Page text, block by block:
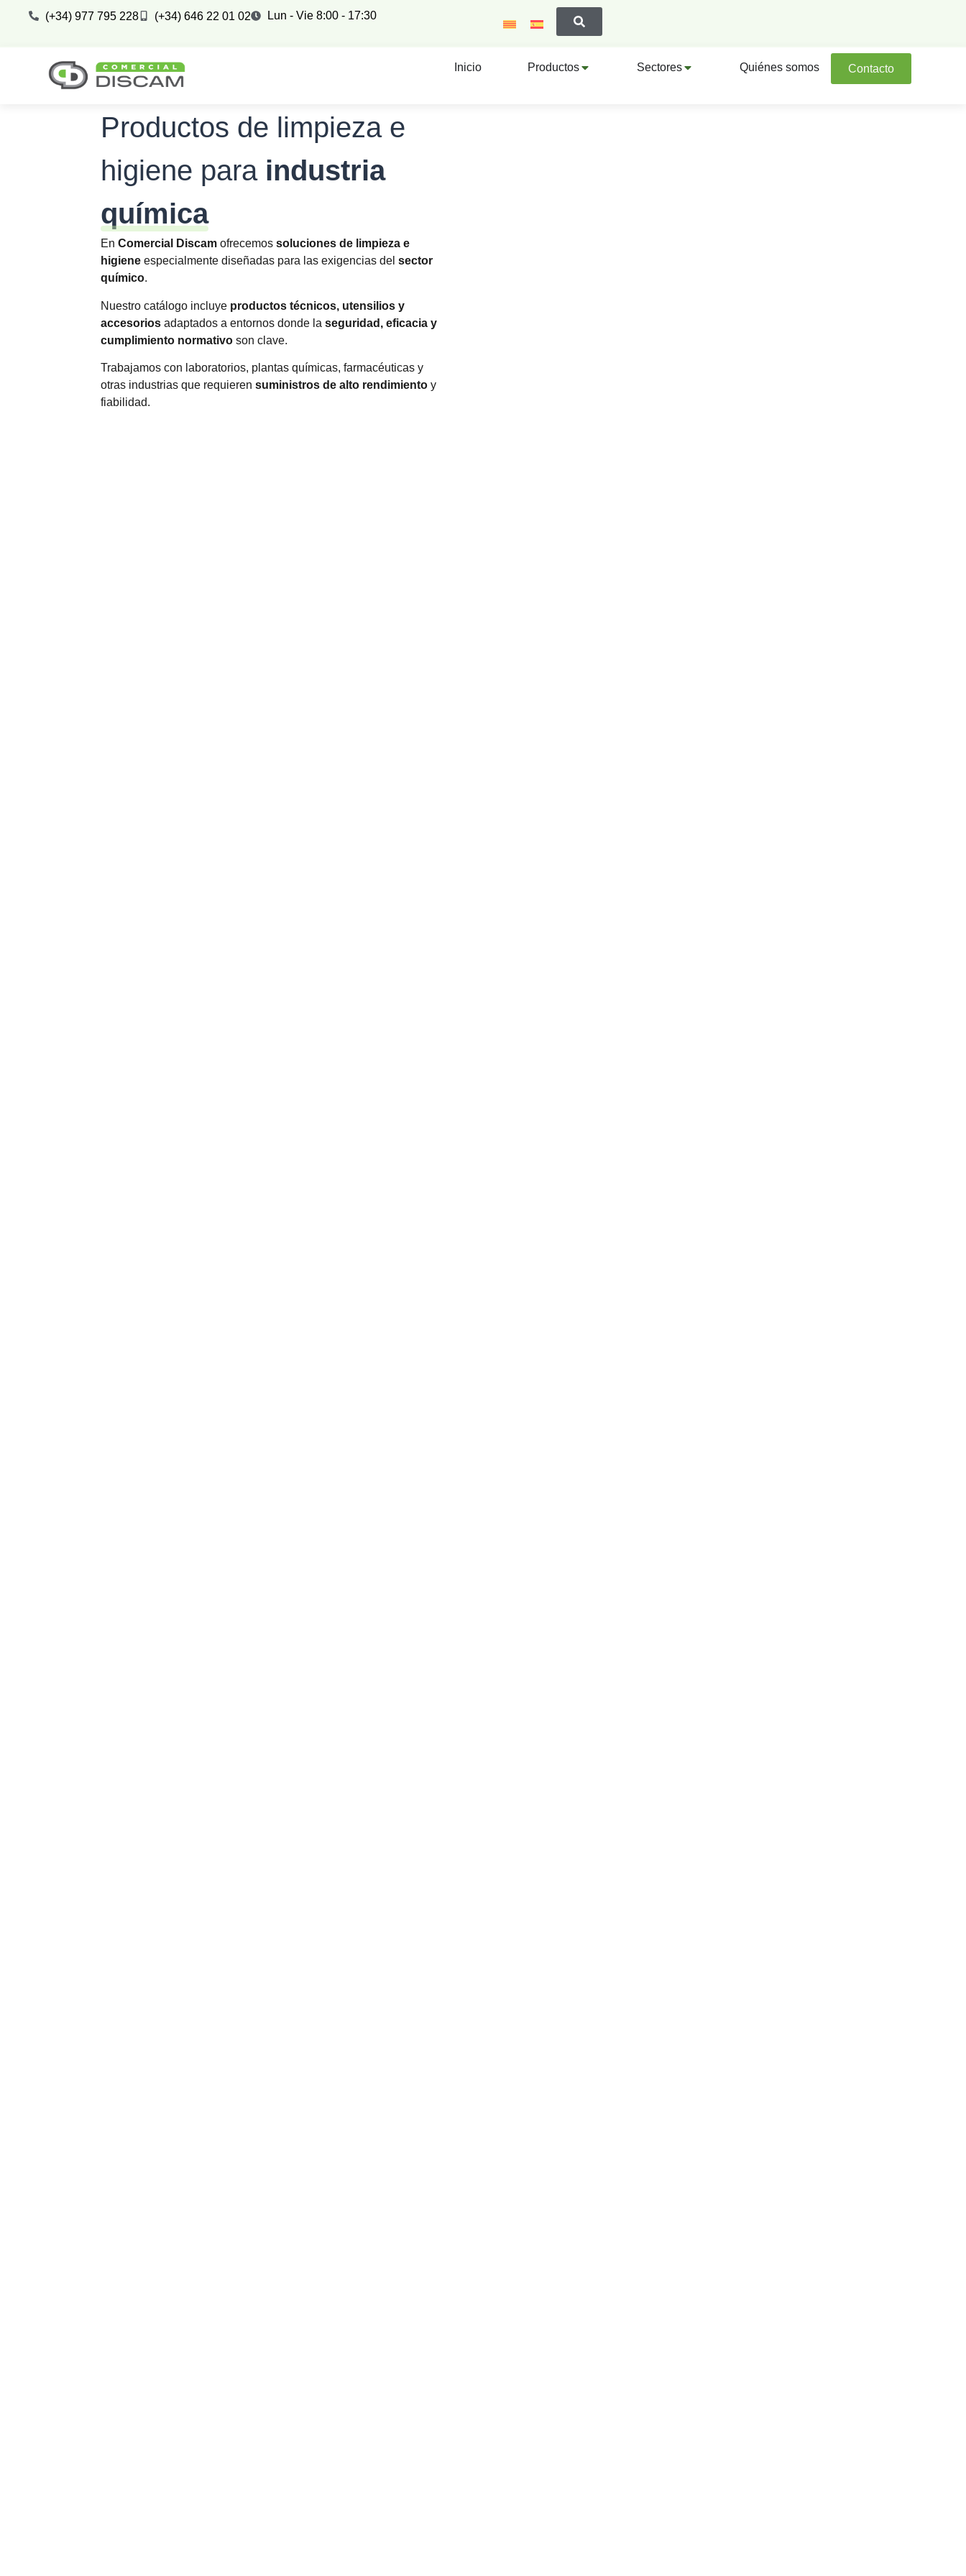
(+34) 977 795 228 (+34) 646 22 01 02 Lun - Vie 8:00 - 17:30
Inicio Productos Sectores Quiénes somos Contacto
Productos de limpieza e
higiene para industria
química
En Comercial Discamofrecemos soluciones de limpieza e
higieneespecialmente diseñadas para las exigencias del sector
químico.
Nuestro catálogo incluye productos técnicos, utensilios y
accesoriosadaptados a entornos donde la seguridad, eficacia y
cumplimiento normativoson clave.
Trabajamos con laboratorios, plantas químicas, farmacéuticas y
otras industrias que requieren suministros de alto rendimientoy
fiabilidad.